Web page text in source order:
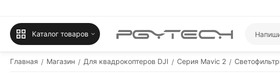
Каталог товаров
Главная / Магазин / Для квадрокоптеров DJI / Серия Mavic 2 /